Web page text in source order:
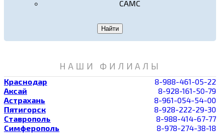
CAMC
Найти
НАШИ ФИЛИАЛЫ
Краснодар
8-988-461-05-22
Аксай
8-928-161-50-79
Астрахань
8-961-054-54-00
Пятигорск
8-928-222-29-30
Ставрополь
8-988-414-67-77
Симферополь
8-978-274-38-18